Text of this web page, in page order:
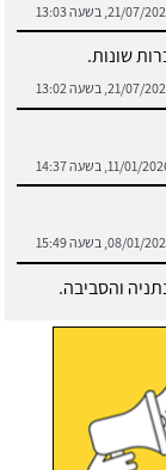
2026, בשעה 13:03
שונות.
2026, בשעה 13:02
01/2026, בשעה 14:37
2026, בשעה 15:49
והסביבה.